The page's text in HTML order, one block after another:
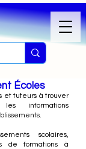
Écoles
et tuteurs à trouver
informations
scolaires,
de formations à